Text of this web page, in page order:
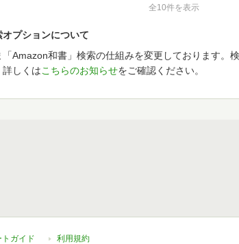
全10件を表示
オプションについて
「Amazon和書」検索の仕組みを変更しております。
しくはこちらのお知らせをご確認ください。
トガイド 利用規約